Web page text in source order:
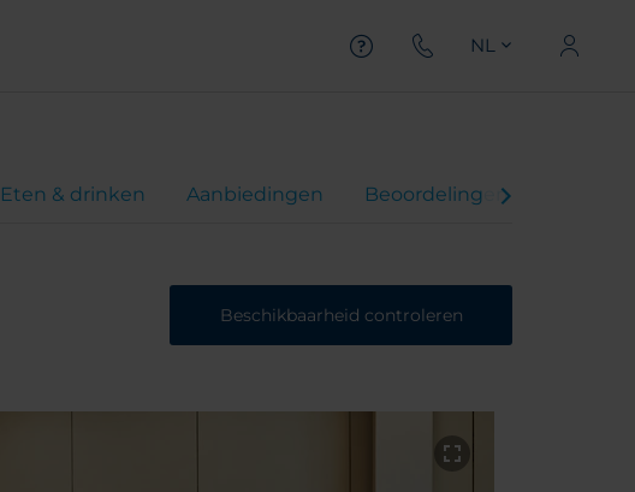
NL
Eten & drinken Aanbiedingen Beoordelingen
Beschikbaarheid controleren